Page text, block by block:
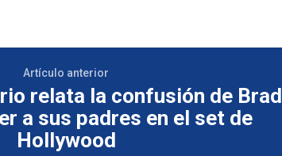
Artículo anterior
relata la confusión de Brad
a sus padres en el set de
Hollywood